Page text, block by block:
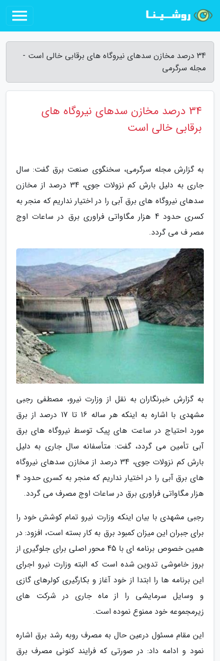
34 درصد مخازن سدهای نیروگاه های برقابی خالی است -
مجله سرگرمی
34 درصد مخازن سدهای نیروگاه های
برقابی خالی است
به گزارش مجله سرگرمی، سخنگوی صنعت برق گفت: سال
جاری به دلیل بارش کم نزولات جوی، 34 درصد از مخازن
سدهای نیروگاه های برق آبی را در اختیار نداریم که منجر به
کسری حدود 4 هزار مگاواتی فراوری برق در ساعات اوج
مصر ف می گردد.
به گزارش خبرنگاران به نقل از وزارت نیرو، مصطفی رجبی
مشهدی با اشاره به اینکه هر ساله 16 تا 17 درصد از برق
مورد احتیاج در ساعت های پیک توسط نیروگاه های برق
آبی تأمین می گردد، گفت: متأسفانه سال جاری به دلیل
بارش کم نزولات جوی، 34 درصد از مخازن سدهای نیروگاه
های برق آبی را در اختیار نداریم که منجر به کسری حدود 4
هزار مگاواتی فراوری برق در ساعات اوج مصرف می گردد.
رجبی مشهدی با بیان اینکه وزارت نیرو تمام کوشش خود را
برای جبران این میزان کمبود برق به کار بسته است، افزود: در
همین خصوص برنامه ای با 45 محور اصلی برای جلوگیری از
بروز خاموشی تدوین شده است که البته وزارت نیرو اجرای
این برنامه ها را ابتدا از خود آغاز و بکارگیری کولرهای گازی
و وسایل سرمایشی را از ماه جاری در شرکت های
زیرمجموعه خود ممنوع نموده است.
این مقام مسئول درعین حال به مصرف روبه رشد برق اشاره
نمود و ادامه داد: در صورتی که فرایند کنونی مصرف برق